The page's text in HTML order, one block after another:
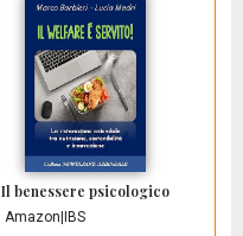
Il benessere psicologico
Amazon IBS